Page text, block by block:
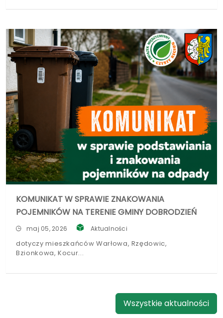
KOMUNIKAT W SPRAWIE ZNAKOWANIA
POJEMNIKÓW NA TERENIE GMINY DOBRODZIEŃ
maj 05, 2026 Aktualności
dotyczy mieszkańców Warłowa, Rzędowic,
Bzionkowa, Kocur
Wszystkie aktualności